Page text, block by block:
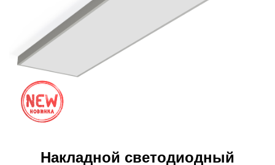
Накладной светодиодный